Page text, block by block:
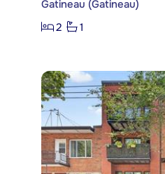
Gatineau (Gatineau)
2
1